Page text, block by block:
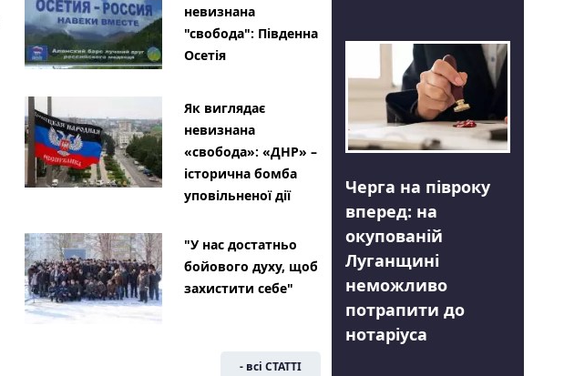
невизнана
"свобода": Південна
Осетія
Як виглядає
невизнана
«свобода»: «ДНР» –
історична бомба
уповільненої дії
"У нас достатньо
бойового духу, щоб
захистити себе"
- всі СТАТТІ
Черга на півроку
вперед: на
окупованій
Луганщині
неможливо
потрапити до
нотаріуса